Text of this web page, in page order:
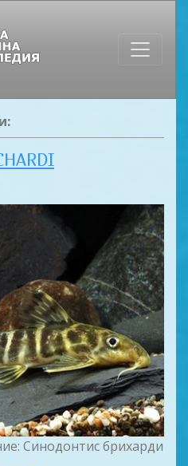
Синодонтис брихарди